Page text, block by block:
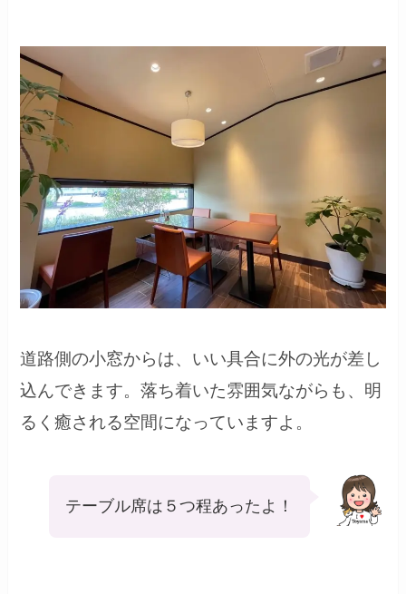
道路側の小窓からは、いい具合に外の光が差し
込んできます。落ち着いた雰囲気ながらも、明
るく癒される空間になっていますよ。
テーブル席は５つ程あったよ！